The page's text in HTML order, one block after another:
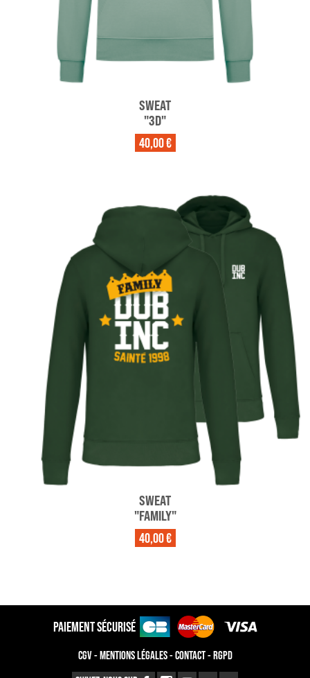
SWEAT
"3D"
40,00 €
SWEAT
"FAMILY"
40,00 €
PAIEMENT SÉCURISÉ
CGV-MENTIONS LÉGALES-CONTACT-RGPD